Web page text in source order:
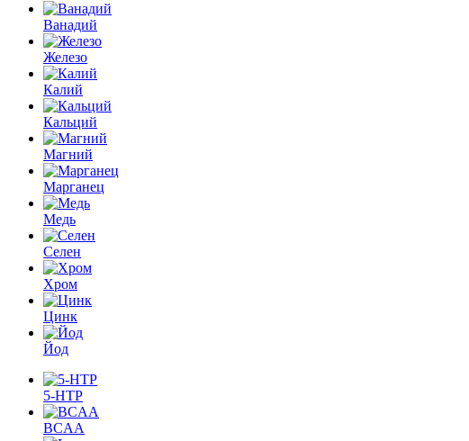
Ванадий
Железо
Калий
Кальций
Магний
Марганец
Медь
Селен
Хром
Цинк
Йод
5-HTP
BCAA